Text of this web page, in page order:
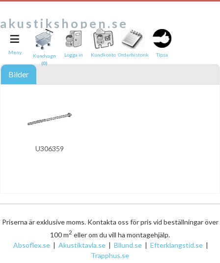
akustikshopen.se
Bilder
U306359
≡
Meny
Kundvagn
(0)
Logga in Kundkonto Orderhistorik Tipsa
Priserna är exklusive moms. Kontakta oss för pris vid beställningar över
100 m2 eller om du vill ha montagehjälp.
Absoflex.se | Akustiktavla.se | Bllund.se | Efterklangstid.se |
Trapphus.se
Tipsa en vän:
e-post*